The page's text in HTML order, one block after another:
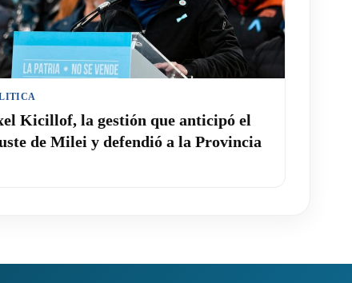
Kicillof, la gestión que anticipó el
de Milei y defendió a la Provincia